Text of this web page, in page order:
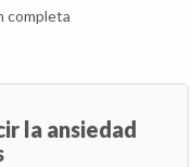
completa
la ansiedad